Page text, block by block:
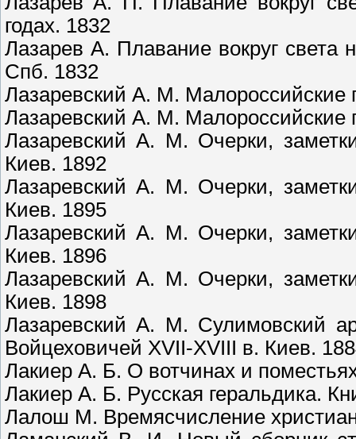
годах. 1832
Лазарев А. Плавание вокруг света
Спб. 1832
Лазаревский А. М. Малороссийские
Лазаревский А. М. Малороссийские
Лазаревский А. М. Очерки,
Киев. 1892
Лазаревский А. М. Очерки,
Киев. 1895
Лазаревский А. М. Очерки,
Киев. 1896
Лазаревский А. М. Очерки,
Киев. 1898
Лазаревский А. М. Сулимовский
Войцеховичей XVII-XVIII в. Киев.
Лакиер А. Б. О вотчинах и
Лакиер А. Б. Русская геральдика.
Лалош М. Времясчисление